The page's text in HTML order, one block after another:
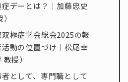
デーとは？｜加藤忠史
双極症学会総会2025の報
動の位置づけ｜松尾幸
授）
者として、専門職として